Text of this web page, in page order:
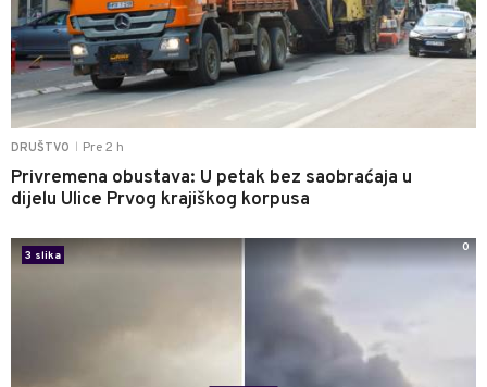
DRUŠTVO Pre 2 h
Privremena obustava: U petak bez saobraćaja u
dijelu Ulice Prvog krajiškog korpusa
3 slika
0